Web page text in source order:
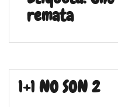
remata
1+1 NO SON 2